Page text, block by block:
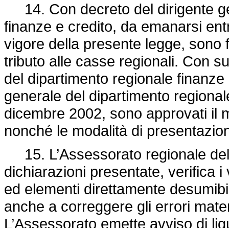
14. Con decreto del dirigente
finanze e credito, da emanarsi
vigore della presente legge,
tributo alle casse regionali. Con
del dipartimento regionale
generale del dipartimento
dicembre 2002, sono approvati il
nonché le modalità di
15. L’Assessorato regionale
dichiarazioni presentate, verifica
ed elementi direttamente
anche a correggere gli errori
L’Assessorato emette avviso di